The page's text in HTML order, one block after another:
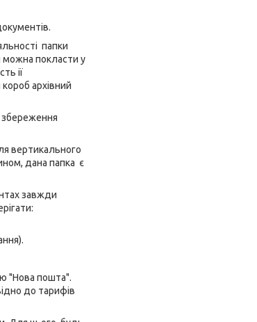
папки
можна покласти у
ії
архівний
збереження
вертикального
дана папка є
завжди
"Нова пошта".
до тарифів